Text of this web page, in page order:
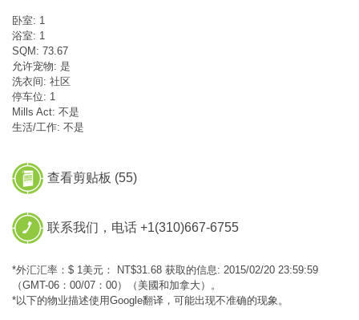
卧室: 1
浴室: 1
SQM: 73.67
允许宠物: 是
洗衣间: 社区
停车位: 1
Mills Act: 不是
生活/工作: 不是
查看剪贴板 (55)
联系我们，电话 +1(310)667-6755
*外汇汇率：$ 1美元： NT$31.68 获取的信息: 2015/02/20 23:59:59
（GMT-06：00/07：00）（美國和加拿大）。
*以下的物业描述使用Google翻译，可能出现不准确的现象。